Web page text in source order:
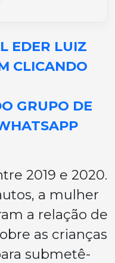
EDER LUIZ
CLICANDO
GRUPO DE
2019 e 2020.
a mulher
a relação de
as crianças
submetê-